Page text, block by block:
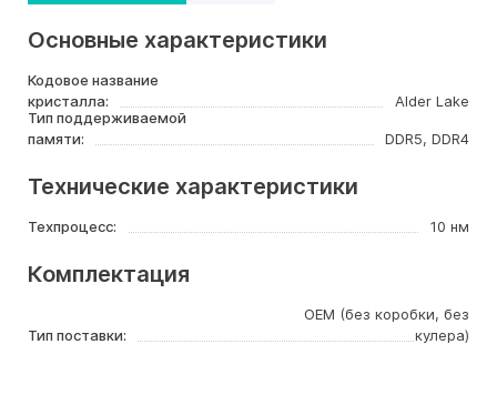
Основные характеристики
Кодовое название
кристалла:
Alder Lake
Тип поддерживаемой
памяти:
DDR5, DDR4
Технические характеристики
Техпроцесс: 10 нм
Комплектация
Тип поставки:
OEM (без коробки, без
кулера)